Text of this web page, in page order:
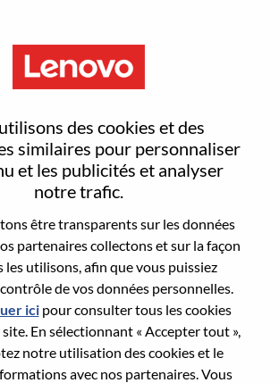
des cookies et des
similaires pour personnaliser
et les publicités et analyser
notre trafic.
être transparents sur les données
partenaires collectons et sur la façon
les utilisons, afin que vous puissiez
de vos données personnelles.
icipour consulter tous les cookies
En sélectionnant « Accepter tout »,
notre utilisation des cookies et le
avec nos partenaires. Vous
you want to reset your
address associated with your
click "Continue".
you a link to reset your